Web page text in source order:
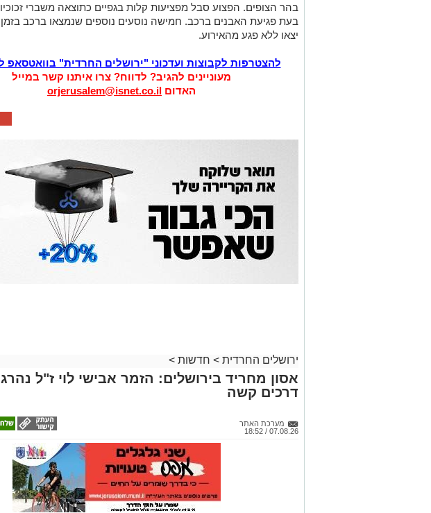
בהר הצופים. הפצוע סבל מפציעות קלות בגפיים כתוצאה משברי
בעת פגיעת האבנים ברכב. חמישה נוסעים נוספים שנמצאו ברכב
יצאו ללא פגע מהאירוע.
להצטרפות לקבוצות ועדכוני "ירושלים החרדית" בוואטסאפ
מעוניינים להגיב? לדווח? צרו איתנו קשר במייל
האדום orjerusalem@isnet.co.il
ירושלים החרדית > חדשות >
אסון מחריד בירושלים: הזמר אבישי לוי ז"ל
דרכים קשה
מערכת האתר
07.08.26 / 18:52